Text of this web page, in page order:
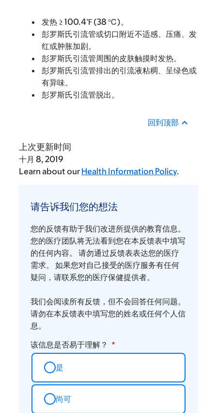
发热 ≥ 100.4℉ (38 ℃)。
彭罗斯氏引流管或切口附近不适感、压痛、发
红或肿胀加剧。
彭罗斯氏引流管周围的皮肤触摸时发热。
彭罗斯氏引流管排出的引流液粘稠、呈绿色或
有异味。
彭罗斯氏引流管脱出。
回到顶部
上次更新时间
十月 8, 2019
Learn about our Health Information Policy.
告
我
们
您
的
想
请告诉我们您的想法
您的反馈有助于我们改进所提供的教育信息。
您的医疗团队将无法看到您在本反馈表中填写
的任何内容。 请勿通过反馈表表达您的医疗
需求。 如果您对自己接受的医疗服务有任何
疑问，请联系您的医疗保健提供者。
我们会阅读所有反馈，但不会回答任何问题。
请勿在本反馈表中填写您的姓名或任何个人信
息。
该信息是否易于理解？
是
尚可